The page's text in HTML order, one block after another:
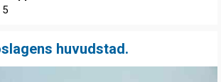
5
huvudstad.